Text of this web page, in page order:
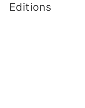
Editions